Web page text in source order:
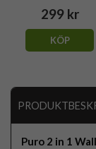
299 kr
KÖP
Puro 2 in 1